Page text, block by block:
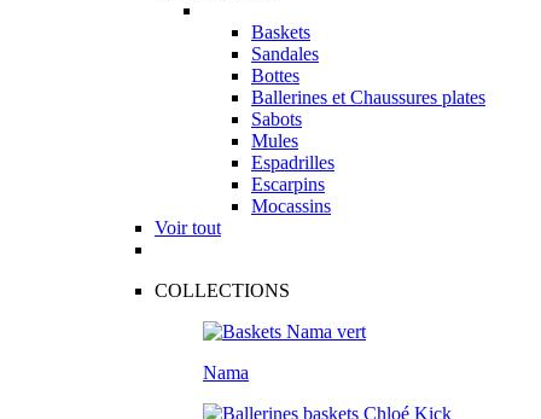
Baskets
Sandales
Bottes
Ballerines et Chaussures plates
Sabots
Mules
Espadrilles
Escarpins
Mocassins
Voir tout
COLLECTIONS
Nama